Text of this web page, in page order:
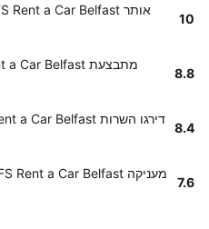
10
8.8
8.4
7.6